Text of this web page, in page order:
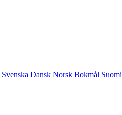
Svenska Dansk Norsk Bokmål Suomi